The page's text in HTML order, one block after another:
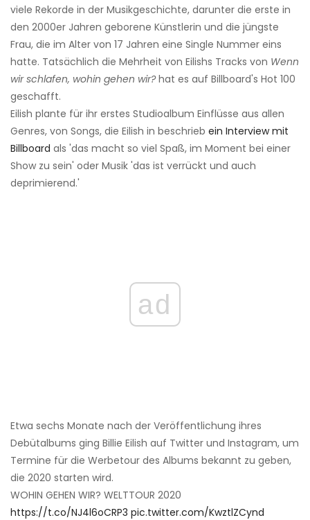
viele Rekorde in der Musikgeschichte, darunter die erste in
den 2000er Jahren geborene Künstlerin und die jüngste
Frau, die im Alter von 17 Jahren eine Single Nummer eins
hatte. Tatsächlich die Mehrheit von Eilishs Tracks von Wenn
wir schlafen, wohin gehen wir?hat es auf Billboard's Hot 100
geschafft.
Eilish plante für ihr erstes Studioalbum Einflüsse aus allen
Genres, von Songs, die Eilish in beschrieb ein Interview mit
Billboard als 'das macht so viel Spaß, im Moment bei einer
Show zu sein' oder Musik 'das ist verrückt und auch
deprimierend.'
ad
Etwa sechs Monate nach der Veröffentlichung ihres
Debütalbums ging Billie Eilish auf Twitter und Instagram, um
Termine für die Werbetour des Albums bekannt zu geben,
die 2020 starten wird.
WOHIN GEHEN WIR? WELTTOUR 2020
https://t.co/NJ4l6oCRP3 pic.twitter.com/KwztlZCynd